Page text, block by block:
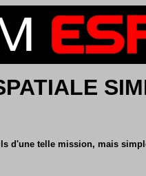
d'une telle mission, mais